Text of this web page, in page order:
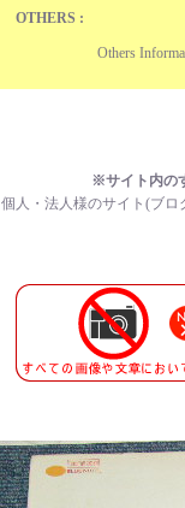
OTHERS :
Others
※サイト内の
個人・法人様のサイト(ブロ